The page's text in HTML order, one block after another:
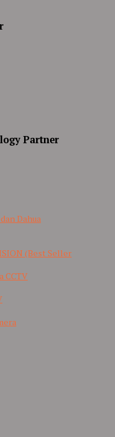
Partner
Dahua
(Best Seller
CCTV